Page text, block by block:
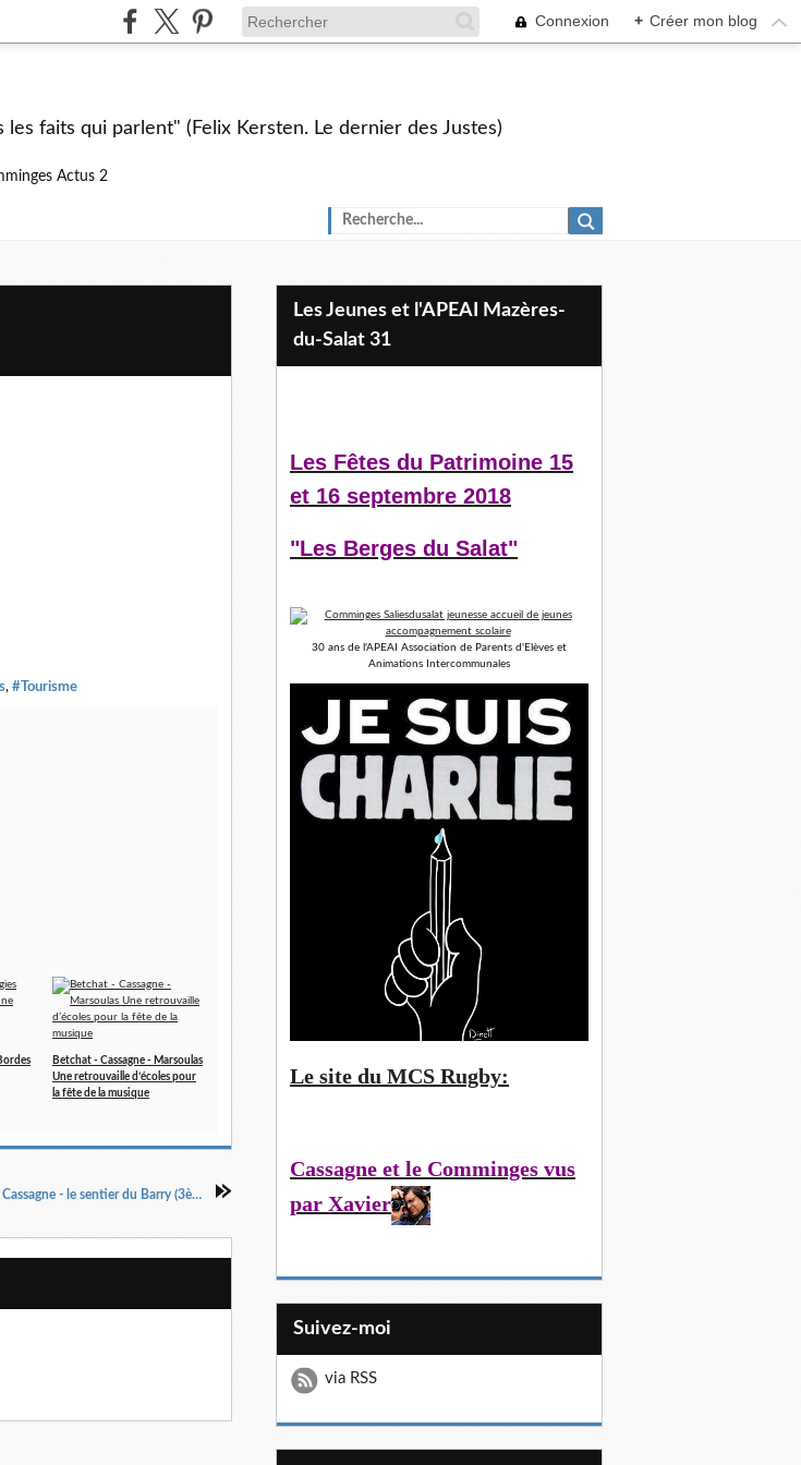
Connexion + Créer mon blog
faits qui parlent" (Felix Kersten. Le dernier des Justes)
Actus 2
, #Tourisme
Betchat - Cassagne - Marsoulas
Une retrouvaille d’écoles pour
la fête de la musique
Cassagne - le sentier du Barry (3ème jour)
Les Jeunes et l'APEAI Mazères-
du-Salat 31
Les Fêtes du Patrimoine 15
et 16 septembre 2018
"Les Berges du Salat"
30 ans de l'APEAI Association de Parents d'Elèves et
Animations Intercommunales
Le site du MCS Rugby:
Cassagne et le Comminges vus
par Xavier
Suivez-moi
via RSS